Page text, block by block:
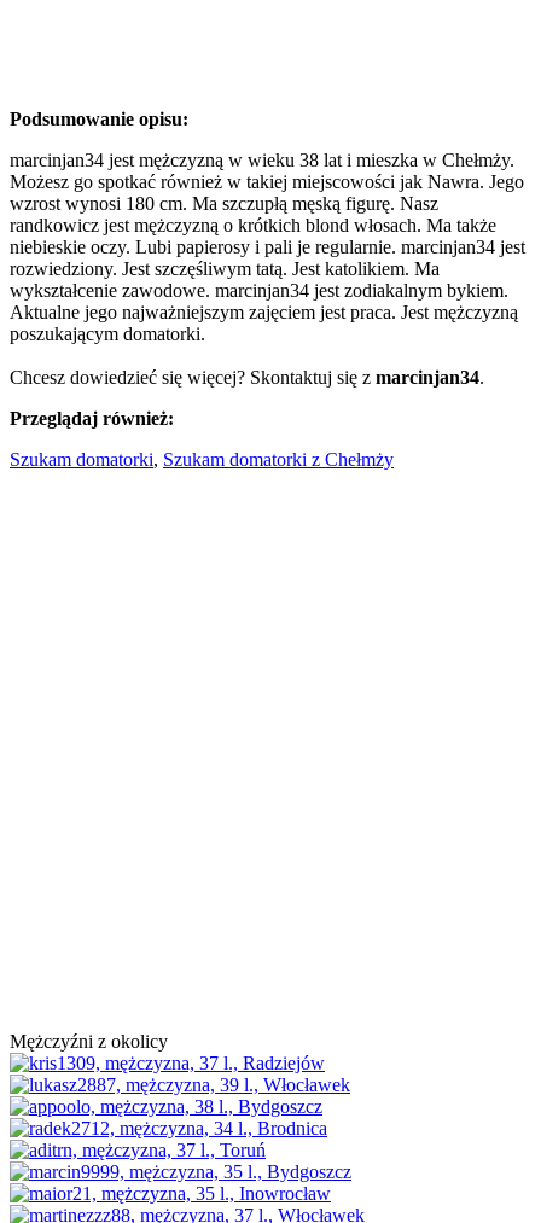
Podsumowanie opisu:
marcinjan34 jest mężczyzną w wieku 38 lat i mieszka w Chełmży.
Możesz go spotkać również w takiej miejscowości jak Nawra. Jego
wzrost wynosi 180 cm. Ma szczupłą męską figurę. Nasz
randkowicz jest mężczyzną o krótkich blond włosach. Ma także
niebieskie oczy. Lubi papierosy i pali je regularnie. marcinjan34 jest
rozwiedziony. Jest szczęśliwym tatą. Jest katolikiem. Ma
wykształcenie zawodowe. marcinjan34 jest zodiakalnym bykiem.
Aktualne jego najważniejszym zajęciem jest praca. Jest mężczyzną
poszukającym domatorki.
Chcesz dowiedzieć się więcej? Skontaktuj się z marcinjan34.
Przeglądaj również:
Szukam domatorki, Szukam domatorki z Chełmży
Mężczyźni z okolicy